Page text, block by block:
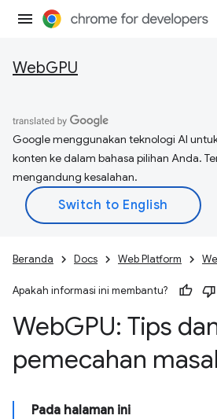
WebGPU
Google menggunakan teknologi AI
konten ke dalam bahasa pilihan Anda.
mengandung kesalahan.
Beranda Docs Web Platform
Apakah informasi ini membantu?
WebGPU: Tips
pemecahan
Pada halaman ini